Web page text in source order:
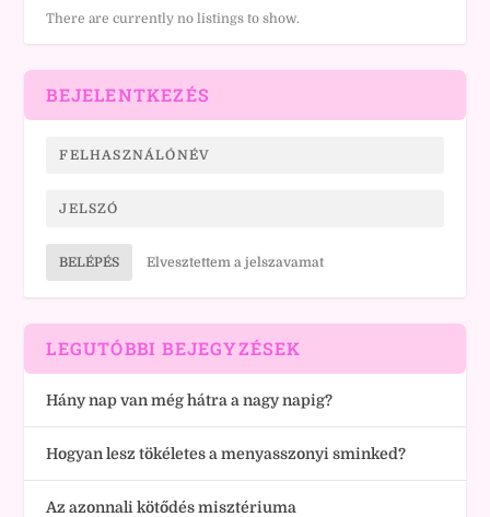
There are currently no listings to show.
BEJELENTKEZÉS
BELÉPÉS Elvesztettem a jelszavamat
LEGUTÓBBI BEJEGYZÉSEK
Hány nap van még hátra a nagy napig?
Hogyan lesz tökéletes a menyasszonyi sminked?
Az azonnali kötődés misztériuma